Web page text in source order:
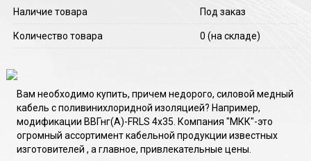
Наличие товара Под заказ
Количество товара 0(на складе)
Вам необходимо купить, причем недорого, силовой медный
кабель с поливинихлоридной изоляцией? Например,
модификации ВВГнг(A)-FRLS 4х35. Компания "МКК"-это
огромный ассортимент кабельной продукции известных
изготовителей , а главное, привлекательные цены.